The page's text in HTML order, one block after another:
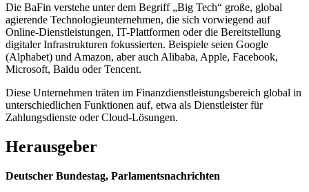
Die BaFin verstehe unter dem Begriff „Big Tech“ große, global
agierende Technologieunternehmen, die sich vorwiegend auf
Online-Dienstleistungen, IT-Plattformen oder die Bereitstellung
digitaler Infrastrukturen fokussierten. Beispiele seien Google
(Alphabet) und Amazon, aber auch Alibaba, Apple, Facebook,
Microsoft, Baidu oder Tencent.
Diese Unternehmen träten im Finanzdienstleistungsbereich global in
unterschiedlichen Funktionen auf, etwa als Dienstleister für
Zahlungsdienste oder Cloud-Lösungen.
Herausgeber
Deutscher Bundestag, Parlamentsnachrichten